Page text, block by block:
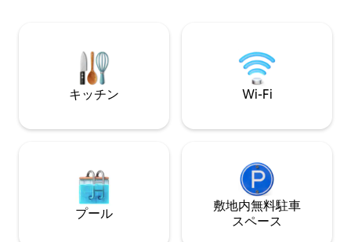
マーケットまで徒歩 2 分 🌴 カップル、一
人旅、またはのんびり過ごす熱帯での休
暇に最適です 🌴
すので、お問い合
キッチン Wi-Fi
プール
敷地内無料駐⁠車
ス⁠ペ⁠ー⁠ス